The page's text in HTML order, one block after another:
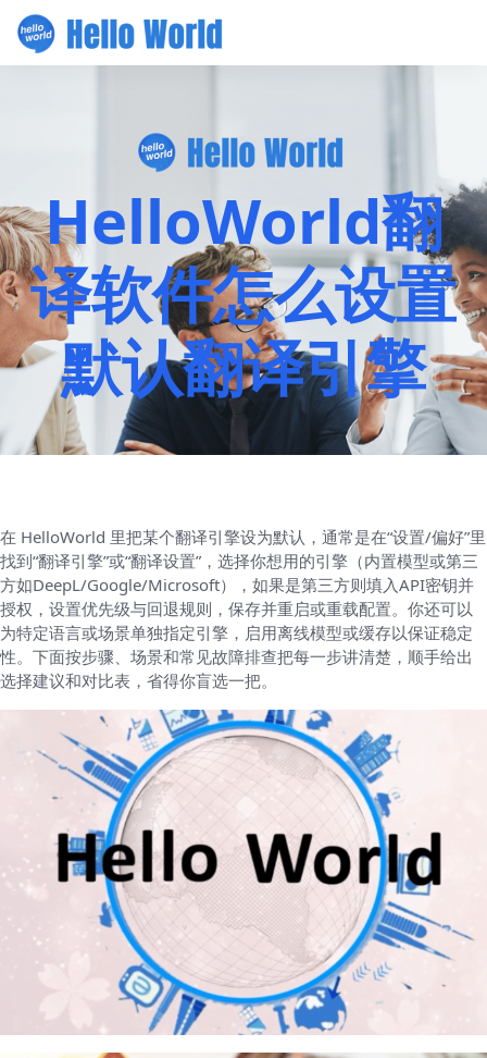
HelloWorld翻
译软件怎么设置
默认翻译引擎
在 HelloWorld 里把某个翻译引擎设为默认，通常是在“设置/偏好”里
找到“翻译引擎”或“翻译设置”，选择你想用的引擎（内置模型或第三
方如DeepL/Google/Microsoft），如果是第三方则填入API密钥并
授权，设置优先级与回退规则，保存并重启或重载配置。你还可以
为特定语言或场景单独指定引擎，启用离线模型或缓存以保证稳定
性。下面按步骤、场景和常见故障排查把每一步讲清楚，顺手给出
选择建议和对比表，省得你盲选一把。